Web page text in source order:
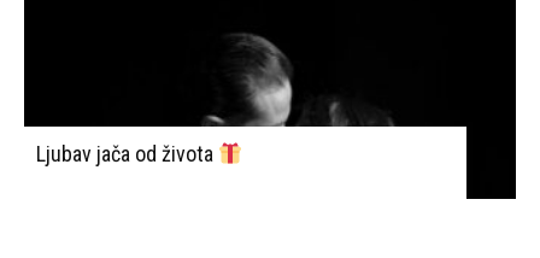
Ljubav jača od života